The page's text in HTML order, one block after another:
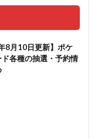
8月10日更新】ポケ
ド各種の抽選・予約情